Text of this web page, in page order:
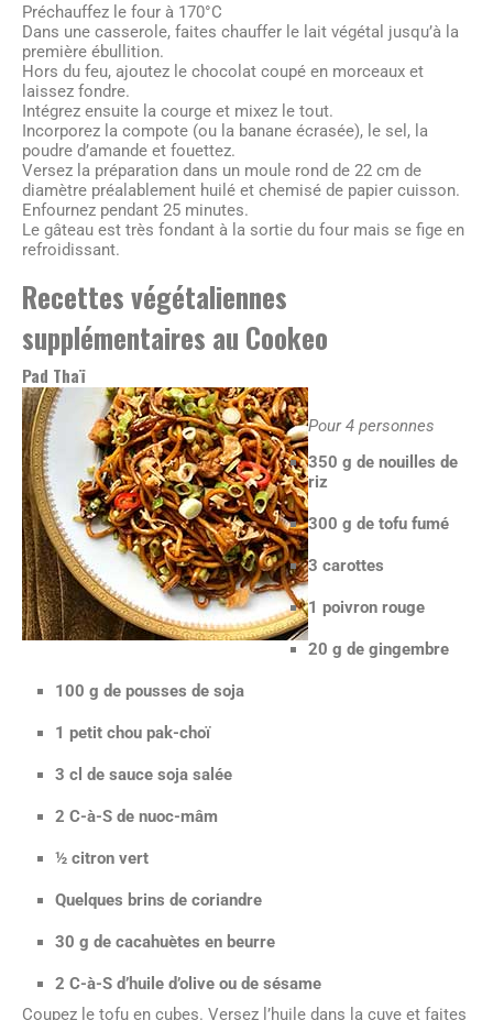
Préchauffez le four à 170°C
Dans une casserole, faites chauffer le lait végétal jusqu’à la
première ébullition.
Hors du feu, ajoutez le chocolat coupé en morceaux et
laissez fondre.
Intégrez ensuite la courge et mixez le tout.
Incorporez la compote (ou la banane écrasée), le sel, la
poudre d’amande et fouettez.
Versez la préparation dans un moule rond de 22 cm de
diamètre préalablement huilé et chemisé de papier cuisson.
Enfournez pendant 25 minutes.
Le gâteau est très fondant à la sortie du four mais se fige en
refroidissant.
Recettes végétaliennes
supplémentaires au Cookeo
Pad Thaï
Pour 4 personnes
350 g de nouilles de
riz
300 g de tofu fumé
3 carottes
1 poivron rouge
20 g de gingembre
100 g de pousses de soja
1 petit chou pak-choï
3 cl de sauce soja salée
2 C-à-S de nuoc-mâm
½ citron vert
Quelques brins de coriandre
30 g de cacahuètes en beurre
2 C-à-S d’huile d’olive ou de sésame
Coupez le tofu en cubes. Versez l’huile dans la cuve et faites